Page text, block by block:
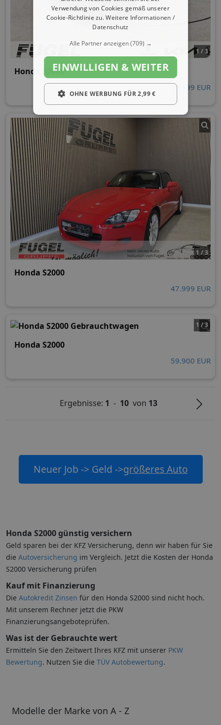
Modelle der Marke von A - Z
1 / 3
Honda S2000
59.999 EUR
1 / 3
Honda S2000
47.999 EUR
1 / 3
Honda S2000
59.900 EUR
Ergebnisse: 1 - 10von 13
Neuer Job -> Geld ->größeres Auto
Honda S2000 günstig versichern
Geld sparen bei der KFZ Versicherung, denn wir haben für Sie
die Autoversicherung im Vergleich. Jetzt die Kosten der Honda
S2000 Versicherung prüfen
Kauf mit Finanzierung
Die Autokredit Zinsen für den Honda S2000 sind nicht hoch.
Mit unserem Rechner jetzt die PKW
Finanzierungsangeboteprüfen.
Was ist der Gebrauchte wert
Ermitteln Sie den Zeitwert Ihres KFZ mit unserer PKW
Bewertung. Nutzen Sie die TÜV Autobewertung.
Verwendung von Cookies gemäß unserer
Cookie-Richtlinie zu.Weitere Informationen /
Datenschutz
Alle Partner anzeigen(709) →
EINWILLIGEN & WEITER
OHNE WERBUNG FÜR 2,99 €